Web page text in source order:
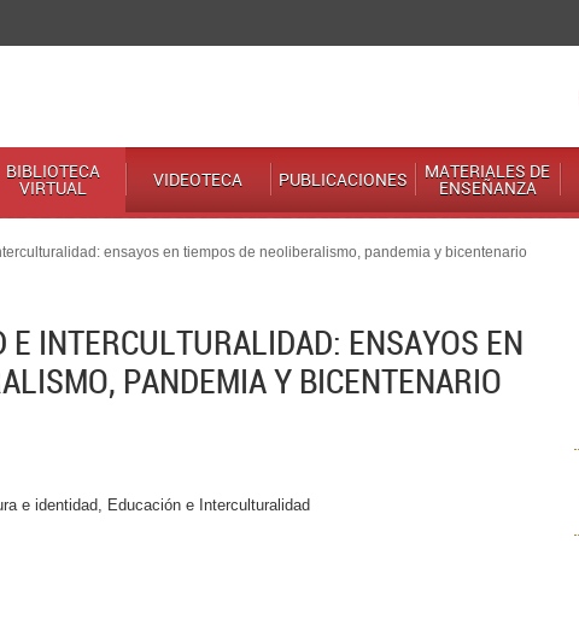
BIBLIOTECA
VIRTUAL VIDEOTECA PUBLICACIONES MATERIALES DE
ENSEÑANZA
ensayos en tiempos de neoliberalismo, pandemia y bicentenario
E INTERCULTURALIDAD: ENSAYOS EN
PANDEMIA Y BICENTENARIO
e identidad, Educación e Interculturalidad